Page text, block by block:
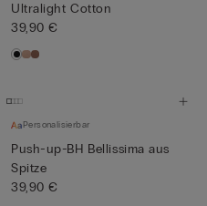
Ultralight Cotton
39,90 €
Personalisierbar
Push-up-BH Bellissima aus
Spitze
39,90 €